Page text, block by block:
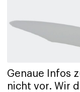
Genaue Infos
nicht vor. Wir